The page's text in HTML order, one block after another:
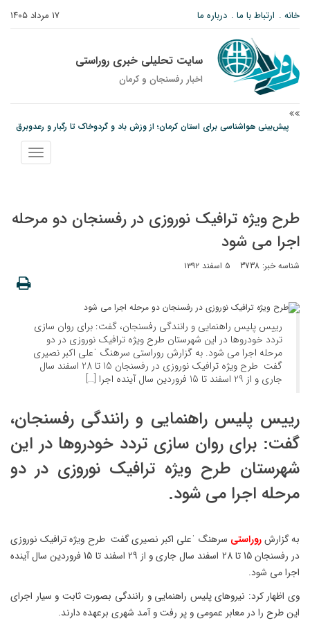
۱۷ مرداد ۱۴۰۵ خانه ارتباط با ما درباره ما
سایت تحلیلی خبری روراستی
اخبار رفسنجان و كرمان
پیش‌بینی هواشناسی برای استان کرمان؛ از وزش باد و گردوخاک تا رگبار و رعدوبرق
پیام رئیس کل دادگستری استان کرمان به مناسبت ۱۷ مردادماه سالروز شهادت شهید
نمایش
منو
طرح ویژه ترافیک نوروزی در رفسنجان دو مرحله
اجرا می شود
شناسه خبر: 3738 ۵ اسفند ۱۳۹۲
رییس پلیس راهنمایی و رانندگی رفسنجان، گفت: برای روان سازی
تردد خودروها در این شهرستان طرح ویژه ترافیک نوروزی در دو
مرحله اجرا می شود. به گزارش روراستی سرهنگ ˈعلی اکبر نصیری
گفت طرح ویژه ترافیک نوروزی در رفسنجان 15 تا 28 اسفند سال
جاری و از 29 اسفند تا 15 فروردین سال آینده اجرا […]
رییس پلیس راهنمایی و رانندگی رفسنجان،
گفت: برای روان سازی تردد خودروها در این
شهرستان طرح ویژه ترافیک نوروزی در دو
مرحله اجرا می شود.
به گزارشروراستی سرهنگ ˈعلی اکبر نصیری گفت طرح ویژه ترافیک نوروزی
در رفسنجان 15 تا 28 اسفند سال جاری و از 29 اسفند تا 15 فروردین سال آینده
اجرا می شود.
وی اظهار کرد: نیروهای پلیس راهنمایی و رانندگی بصورت ثابت و سیار اجرای
این طرح را در معابر عمومی و پر رفت و آمد شهری برعهده دارند.